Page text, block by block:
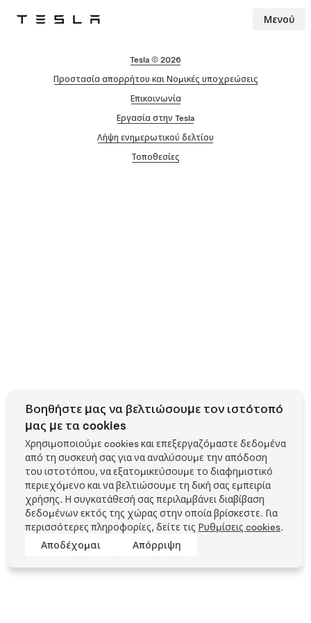
Tesla Μενού
Tesla © 2026
Προστασία απορρήτου και Νομικές υποχρεώσεις
Επικοινωνία
Εργασία στην Tesla
Λήψη ενημερωτικού δελτίου
Τοποθεσίες
Βοηθήστε μας να βελτιώσουμε τον ιστότοπό
μας με τα cookies
Χρησιμοποιούμε cookies και επεξεργαζόμαστε δεδομένα
από τη συσκευή σας για να αναλύσουμε την απόδοση
του ιστοτόπου, να εξατομικεύσουμε το διαφημιστικό
περιεχόμενο και να βελτιώσουμε τη δική σας εμπειρία
χρήσης. Η συγκατάθεσή σας περιλαμβάνει διαβίβαση
δεδομένων εκτός της χώρας στην οποία βρίσκεστε. Για
περισσότερες πληροφορίες, δείτε τις Ρυθμίσεις cookies.
Αποδέχομαι
Απόρριψη